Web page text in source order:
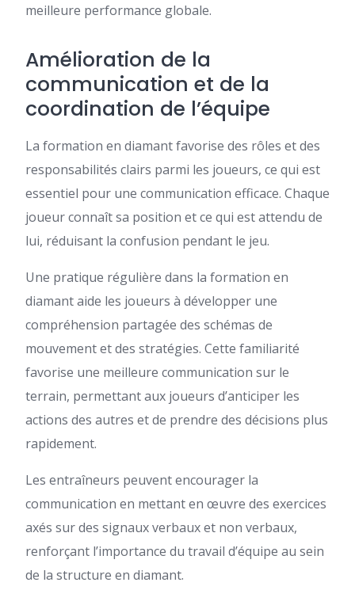
meilleure performance globale.
Amélioration de la
communication et de la
coordination de l’équipe
La formation en diamant favorise des rôles et des
responsabilités clairs parmi les joueurs, ce qui est
essentiel pour une communication efficace. Chaque
joueur connaît sa position et ce qui est attendu de
lui, réduisant la confusion pendant le jeu.
Une pratique régulière dans la formation en
diamant aide les joueurs à développer une
compréhension partagée des schémas de
mouvement et des stratégies. Cette familiarité
favorise une meilleure communication sur le
terrain, permettant aux joueurs d’anticiper les
actions des autres et de prendre des décisions plus
rapidement.
Les entraîneurs peuvent encourager la
communication en mettant en œuvre des exercices
axés sur des signaux verbaux et non verbaux,
renforçant l’importance du travail d’équipe au sein
de la structure en diamant.